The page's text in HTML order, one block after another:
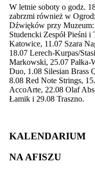
W letnie soboty o godz.
zabrzmi również w
Dźwięków przy
Studencki Zespół Pieśni i
Katowice, 11.07 Szara
18.07 Lerech-Kurpas/
Markowski, 25.07 Pałka-
Duo, 1.08 Silesian Brass
8.08 Red Note Strings,
AccoArte, 22.08 Olaf
Łamik i 29.08 Traszno.
KALENDARIUM
NA AFISZU